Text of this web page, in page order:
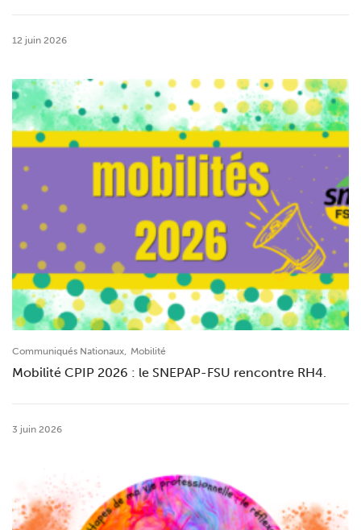
12 juin 2026
Communiqués Nationaux, Mobilité
Mobilité CPIP 2026 : le SNEPAP-FSU rencontre RH4.
3 juin 2026